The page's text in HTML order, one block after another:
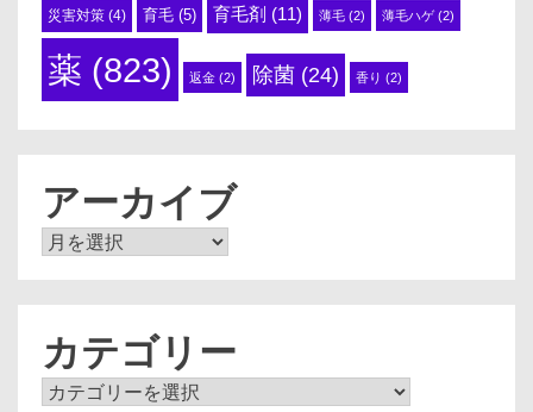
災害対策 (4) 育毛 (5) 育毛剤 (11) 薄毛 (2) 薄毛ハゲ(2)
薬 (823) 返金 (2) 除菌 (24) 香り (2)
アーカイブ
ア
カテゴリー
カ